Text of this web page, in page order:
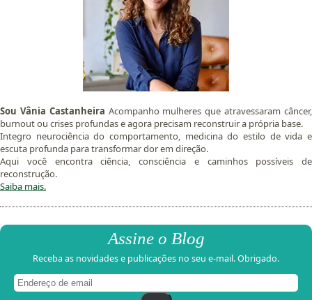
Sou Vânia Castanheira Acompanho mulheres que atravessaram câncer,
burnout ou crises profundas e agora precisam reconstruir a própria base.
Integro neurociência do comportamento, medicina do estilo de vida e
escuta profunda para transformar dor em direção.
Aqui você encontra ciência, consciência e caminhos possíveis de
reconstrução.
Saiba mais.
Assine o Blog
Receba as novidades e publicações no seu e-mail. Obrigado.
de
email